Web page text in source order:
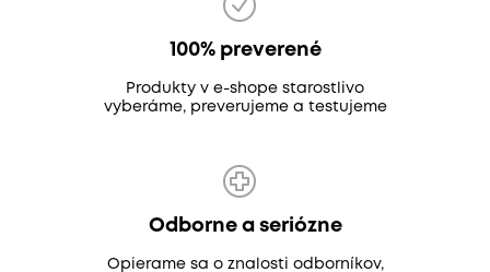
100% preverené
Produkty v e-shope starostlivo
vyberáme, preverujeme a testujeme
Odborne a seriózne
Opierame sa o znalosti odborníkov,